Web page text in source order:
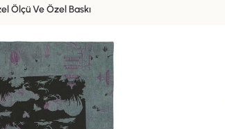
Ölçü Ve Özel Baskı